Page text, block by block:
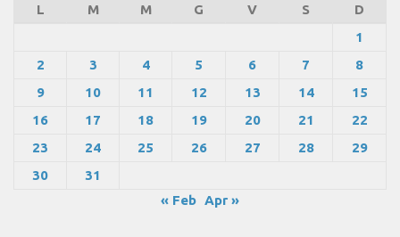
L
M M G V S
D
1
2
3 4 5 6 7
8
9
10 11 12 13 14
15
16
17 18 19 20 21
22
23
24 25 26 27 28
29
30
31
« Feb Apr »